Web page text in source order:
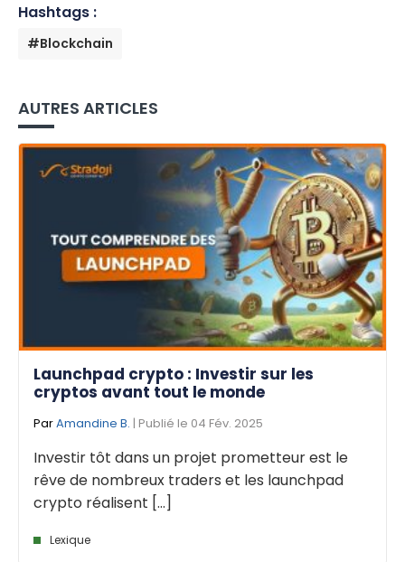
Hashtags :
#Blockchain
AUTRES ARTICLES
Launchpad crypto : Investir sur les
cryptos avant tout le monde
ParAmandine B. | Publié le 04 Fév. 2025
Investir tôt dans un projet prometteur est le
rêve de nombreux traders et les launchpad
crypto réalisent [...]
Lexique